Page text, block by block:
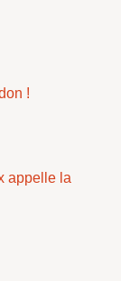
!
appelle la